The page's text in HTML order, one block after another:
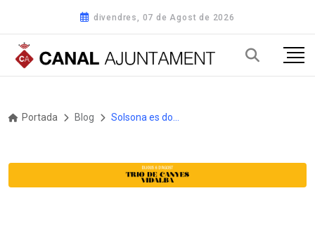
divendres, 07 de Agost de 2026
Portada Blog